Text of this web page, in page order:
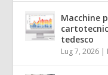
Macchine
tedesco
Lug 7, 2026 |